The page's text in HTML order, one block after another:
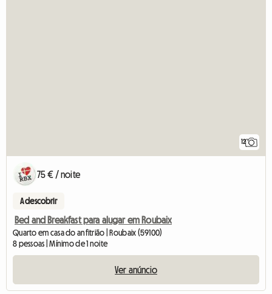
12
75 € / noite
A descobrir
Bed and Breakfast para alugar em Roubaix
Quarto em casa do anfitrião | Roubaix (59100)
8 pessoas | Mínimo de 1 noite
Ver anúncio